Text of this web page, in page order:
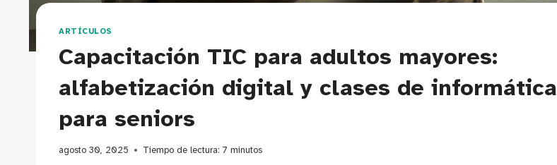
ARTÍCULOS
Capacitación TIC para adultos mayores:
alfabetización digital y clases de informática
para seniors
agosto 30, 2025 Tiempo de lectura: 7 minutos